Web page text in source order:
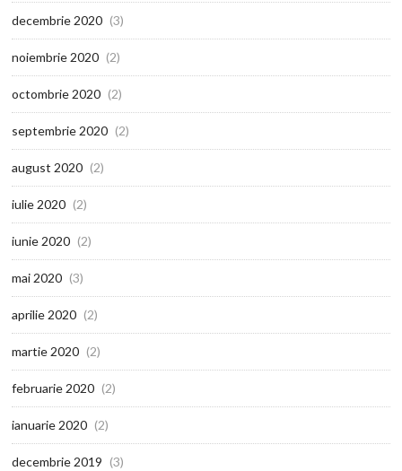
decembrie 2020 (3)
noiembrie 2020 (2)
octombrie 2020 (2)
septembrie 2020 (2)
august 2020 (2)
iulie 2020 (2)
iunie 2020 (2)
mai 2020 (3)
aprilie 2020 (2)
martie 2020 (2)
februarie 2020 (2)
ianuarie 2020 (2)
decembrie 2019 (3)